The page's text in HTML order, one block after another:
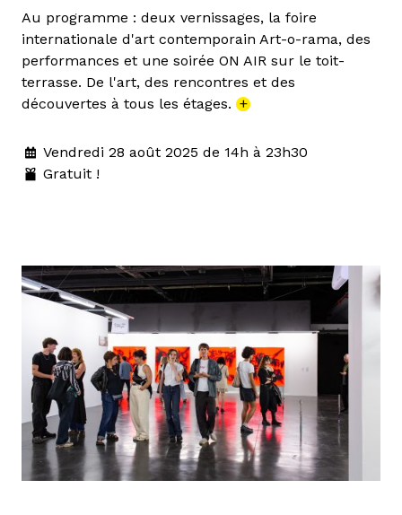
Au programme : deux vernissages, la foire
internationale d'art contemporain Art-o-rama, des
performances et une soirée ON AIR sur le toit-
terrasse. De l'art, des rencontres et des
découvertes à tous les étages. +
Vendredi 28 août 2025 de 14h à 23h30
Gratuit !